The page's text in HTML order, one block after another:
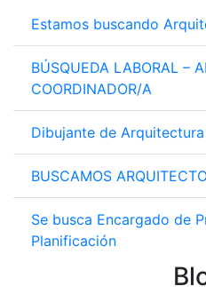
Estamos buscando
BÚSQUEDA LABORAL –
COORDINADOR/A
Dibujante de Arquitectura
BUSCAMOS
Se busca Encargado de
Planificación